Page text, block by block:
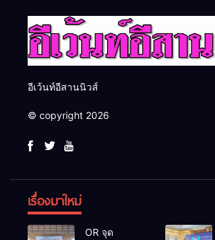
อีเว้นท์อีสานนิวส์
© copyright 2026
เรื่องมาใหม่
OR จุด